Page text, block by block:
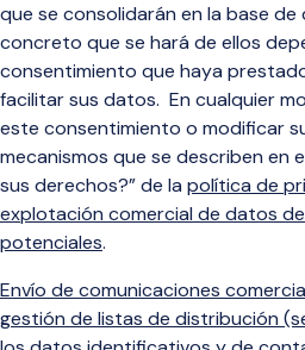
que se consolidarán en la base
concreto que se hará de ellos
consentimiento que haya
facilitar sus datos. En cualquier
este consentimiento o modificar
mecanismos que se describen en
sus derechos?” de la política de
explotación comercial de datos
potenciales.
Envío de comunicaciones
gestión de listas de distribución